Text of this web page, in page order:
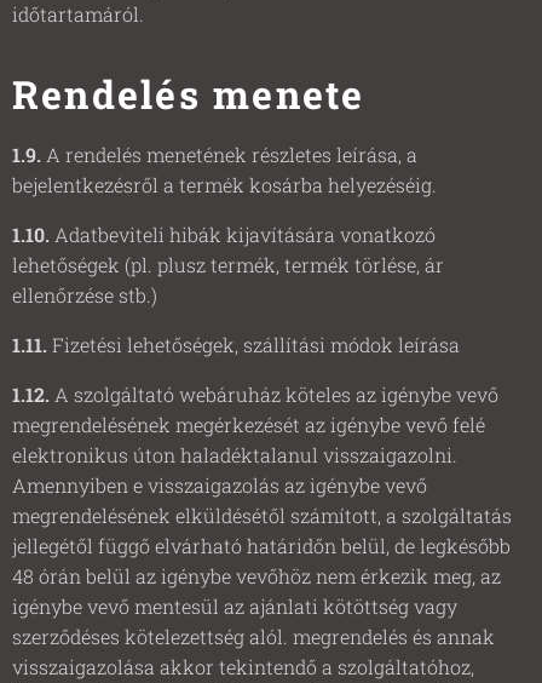
időtartamáról.
Rendelés menete
1.9. A rendelés menetének részletes leírása, a
bejelentkezésről a termék kosárba helyezéséig.
1.10. Adatbeviteli hibák kijavítására vonatkozó
lehetőségek (pl. plusz termék, termék törlése, ár
ellenőrzése stb.)
1.11. Fizetési lehetőségek, szállítási módok leírása
1.12. A szolgáltató webáruház köteles az igénybe vevő
megrendelésének megérkezését az igénybe vevő felé
elektronikus úton haladéktalanul visszaigazolni.
Amennyiben e visszaigazolás az igénybe vevő
megrendelésének elküldésétől számított, a szolgáltatás
jellegétől függő elvárható határidőn belül, de legkésőbb
48 órán belül az igénybe vevőhöz nem érkezik meg, az
igénybe vevő mentesül az ajánlati kötöttség vagy
szerződéses kötelezettség alól. megrendelés és annak
visszaigazolása akkor tekintendő a szolgáltatóhoz,